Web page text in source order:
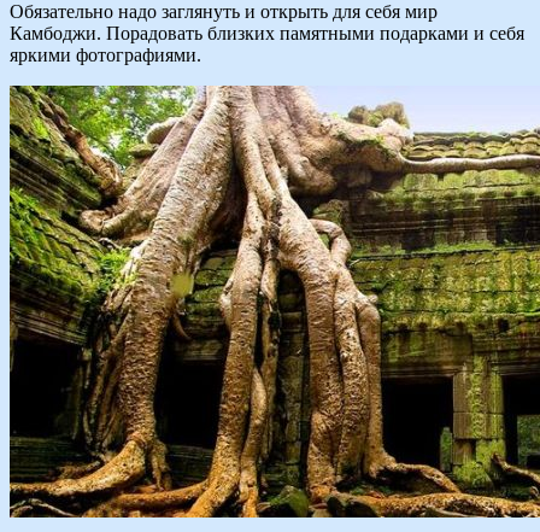
Обязательно надо заглянуть и открыть для себя мир
Камбоджи. Порадовать близких памятными подарками и себя
яркими фотографиями.